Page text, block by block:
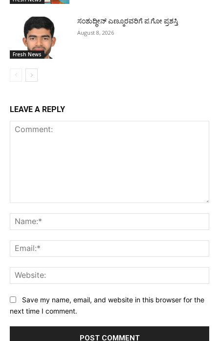
Fresh News
ಸಂಶುದ್ಧೀನ್ ಎಣ್ಮೂರವರಿಗೆ ಪ.ಗೋ ಪ್ರಶಸ್ತಿ
August 8, 2026
LEAVE A REPLY
Save my name, email, and website in this browser for the
next time I comment.